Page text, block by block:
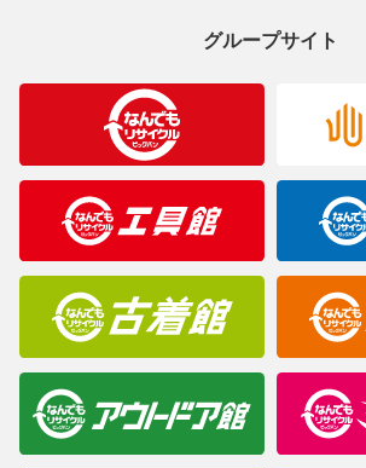
グループサイト